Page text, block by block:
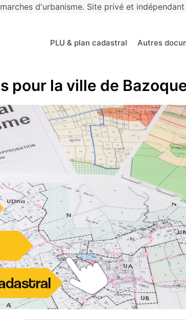
d'urbanisme. Site privé et
PLU & plan cadastral Autres
pour la ville de